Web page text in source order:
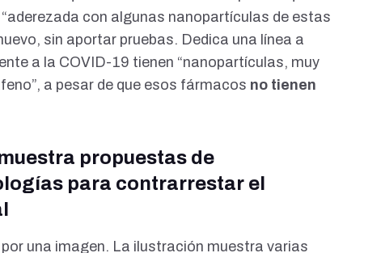
con algunas nanopartículas de estas
sin aportar pruebas. Dedica una línea a
a la COVID-19 tienen “nanopartículas, muy
a pesar de que esos fármacos no tienen
propuestas de
para contrarrestar el
una imagen. La ilustración muestra varias